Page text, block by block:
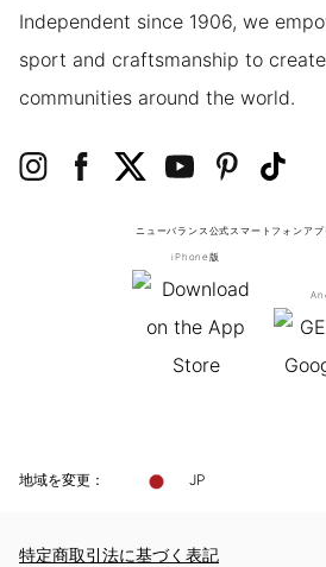
Independent since 1906, we
sport and craftsmanship to
communities around the world.
ニューバランス公式スマートフォンアプ
iPhone版
地域を変更： JP
特定商取引法に基づく表記